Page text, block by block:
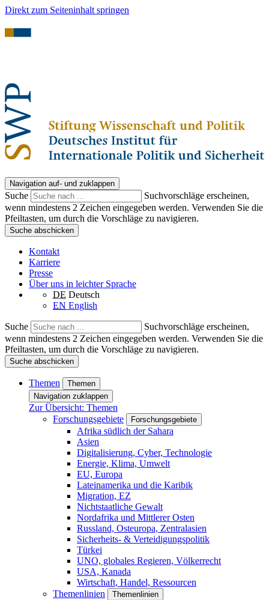
Direkt zum Seiteninhalt springen
Navigation auf- und zuklappen
Suche
Suchvorschläge erscheinen,
wenn mindestens 2 Zeichen eingegeben werden. Verwenden Sie die
Pfeiltasten, um durch die Vorschläge zu navigieren.
Suche abschicken
Kontakt
Karriere
Presse
Über uns in leichter Sprache
DE Deutsch
EN English
Suche
Suchvorschläge erscheinen,
wenn mindestens 2 Zeichen eingegeben werden. Verwenden Sie die
Pfeiltasten, um durch die Vorschläge zu navigieren.
Suche abschicken
Themen
Themen
Navigation zuklappen
Zur Übersicht: Themen
Forschungsgebiete
Forschungsgebiete
Afrika südlich der Sahara
Asien
Digitalisierung, Cyber, Technologie
Energie, Klima, Umwelt
EU, Europa
Lateinamerika und die Karibik
Migration, EZ
Nichtstaatliche Gewalt
Nordafrika und Mittlerer Osten
Russland, Osteuropa, Zentralasien
Sicherheits- & Verteidigungspolitik
Türkei
UNO, globales Regieren, Völkerrecht
USA, Kanada
Wirtschaft, Handel, Ressourcen
Themenlinien
Themenlinien